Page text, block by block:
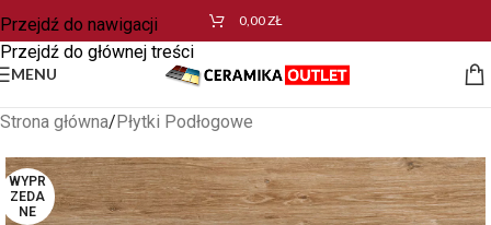
Przejdź do nawigacji
Przejdź do głównej treści
0,00ZŁ
MENU
Strona główna/Płytki Podłogowe
WYPR
ZEDA
NE